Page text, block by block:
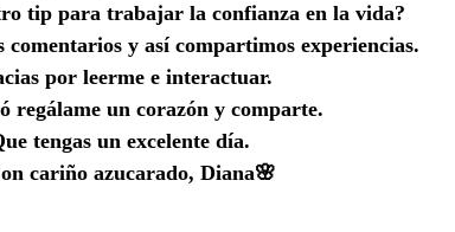
tip para trabajar la confianza en la vida?
comentarios y así compartimos experiencias.
por leerme e interactuar.
regálame un corazón y comparte.
tengas un excelente día.
cariño azucarado, Diana🌸